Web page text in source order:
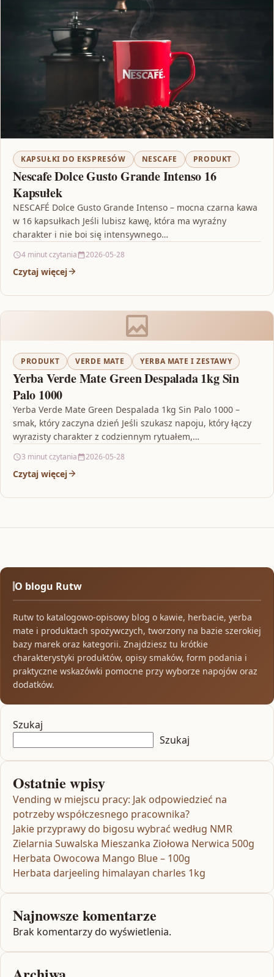
KAPSUŁKI DO EKSPRESÓW NESCAFE PRODUKT
Nescafe Dolce Gusto Grande Intenso 16
Kapsułek
NESCAFÉ Dolce Gusto Grande Intenso – mocna czarna kawa
w 16 kapsułkach Jeśli lubisz kawę, która ma wyraźny
charakter i nie boi się intensywnego…
4 minut czytania 2026-05-28
Czytaj więcej
PRODUKT VERDE MATE YERBA MATE I ZESTAWY
Yerba Verde Mate Green Despalada 1kg Sin
Palo 1000
Yerba Verde Mate Green Despalada 1kg Sin Palo 1000 –
smak, który zaczyna dzień Jeśli szukasz napoju, który łączy
wyrazisty charakter z codziennym rytuałem,…
3 minut czytania 2026-05-28
Czytaj więcej
O blogu Rutw
Rutw to katalogowo-opisowy blog o kawie, herbacie, yerba
mate i produktach spożywczych, tworzony na bazie szerokiej
bazy marek oraz kategorii. Znajdziesz tu krótkie
charakterystyki produktów, opisy smaków, form podania i
praktyczne wskazówki pomocne przy wyborze napojów oraz
dodatków.
Szukaj
Szukaj
Ostatnie wpisy
Vending w miejscu pracy: Jak odpowiedzieć na
potrzeby współczesnego pracownika?
Jakie przyprawy do bigosu wybrać według NMR
Zielarnia Suwalska Mieszanka Ziołowa Nerwica 500g
Herbata Owocowa Mango Blue – 100g
Herbata darjeeling himalayan charles 1kg
Najnowsze komentarze
Brak komentarzy do wyświetlenia.